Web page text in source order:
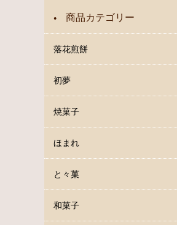
● 商品カテゴリー
落花煎餅
初夢
焼菓子
ほまれ
と々菓
和菓子